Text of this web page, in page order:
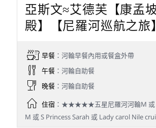
亞斯文≈艾德芙【康孟
殿】【尼羅河巡航之旅】
早餐：河輪早餐內用或餐盒外帶
午餐：河輪自助餐
晚餐：河輪自助餐
住宿：★★★★★五星尼羅河河輪M 或
M 或 S Princess Sarah 或 Lady carol Nile